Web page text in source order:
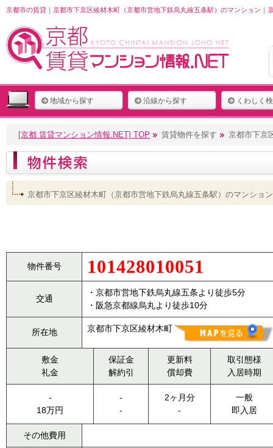
京都市の賃貸｜京都市下京区綾材木町（京都市営地下鉄烏丸線五条駅）のマンション｜
地域から探す 沿線から探す くわしく
[京都 賃貸マンション情報.NET] TOP 賃貸物件を探す 京都市下京
京都市下京区綾材木町（京都市営地下鉄烏丸線五条駅）のマンショ
物件番号 101428010051
交通
・京都市営地下鉄烏丸線五条より徒歩5分
・阪急京都線烏丸より徒歩10分
所在地 京都市下京区綾材木町
敷金
礼金
保証金
解約引
更新料
償却費
取引態様
入居時期
-
18万円
-
-
2ヶ月分
-
一般
即入居
その他費用